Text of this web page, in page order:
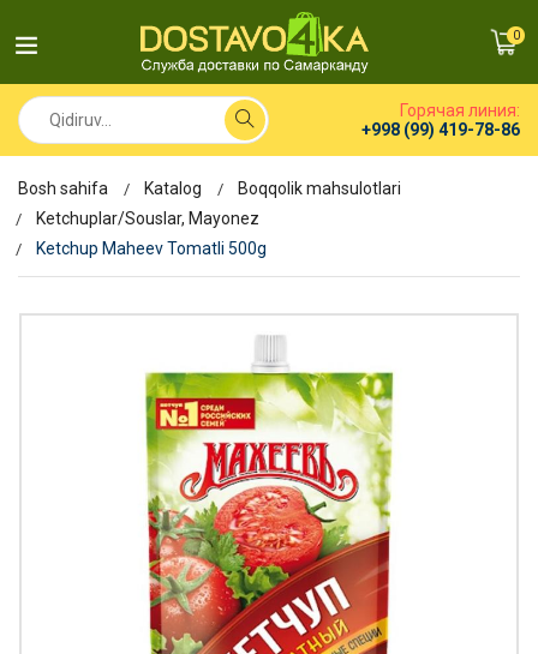
0
Горячая линия:
+998 (99) 419-78-86
Bosh sahifa Katalog
Boqqolik mahsulotlari
Ketchuplar/Souslar, Mayonez
Ketchup Maheev Tomatli 500g